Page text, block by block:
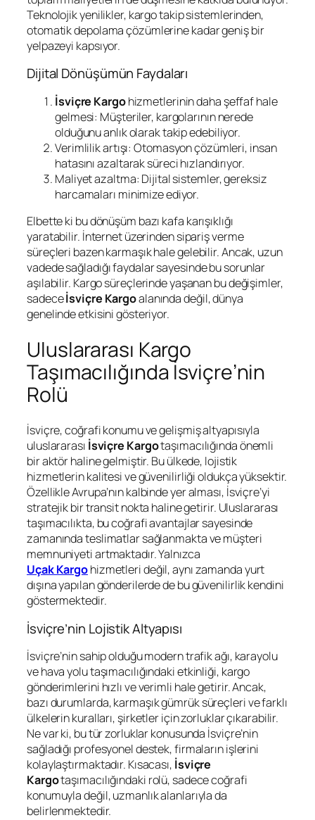
Teknolojik yenilikler, kargo takip sistemlerinden,
otomatik depolama çözümlerine kadar geniş bir
yelpazeyi kapsıyor.
Dijital Dönüşümün Faydaları
İsviçre Kargohizmetlerinin daha şeffaf hale
gelmesi: Müşteriler, kargolarının nerede
olduğunu anlık olarak takip edebiliyor.
Verimlilik artışı: Otomasyon çözümleri, insan
hatasını azaltarak süreci hızlandırıyor.
Maliyet azaltma: Dijital sistemler, gereksiz
harcamaları minimize ediyor.
Elbette ki bu dönüşüm bazı kafa karışıklığı
yaratabilir. İnternet üzerinden sipariş verme
süreçleri bazen karmaşık hale gelebilir. Ancak, uzun
vadede sağladığı faydalar sayesinde bu sorunlar
aşılabilir. Kargo süreçlerinde yaşanan bu değişimler,
sadeceİsviçre Kargoalanında değil, dünya
genelinde etkisini gösteriyor.
Uluslararası Kargo
Taşımacılığında İsviçre’nin
Rolü
İsviçre, coğrafi konumu ve gelişmiş altyapısıyla
uluslararası İsviçre Kargotaşımacılığında önemli
bir aktör haline gelmiştir. Bu ülkede, lojistik
hizmetlerin kalitesi ve güvenilirliği oldukça yüksektir.
Özellikle Avrupa’nın kalbinde yer alması, İsviçre’yi
stratejik bir transit nokta haline getirir. Uluslararası
taşımacılıkta, bu coğrafi avantajlar sayesinde
zamanında teslimatlar sağlanmakta ve müşteri
memnuniyeti artmaktadır. Yalnızca
Uçak Kargohizmetleri değil, aynı zamanda yurt
dışına yapılan gönderilerde de bu güvenilirlik kendini
göstermektedir.
İsviçre’nin Lojistik Altyapısı
İsviçre’nin sahip olduğu modern trafik ağı, karayolu
ve hava yolu taşımacılığındaki etkinliği, kargo
gönderimlerini hızlı ve verimli hale getirir. Ancak,
bazı durumlarda, karmaşık gümrük süreçleri ve farklı
ülkelerin kuralları, şirketler için zorluklar çıkarabilir.
Ne var ki, bu tür zorluklar konusunda İsviçre’nin
sağladığı profesyonel destek, firmaların işlerini
kolaylaştırmaktadır. Kısacası, İsviçre
Kargotaşımacılığındaki rolü, sadece coğrafi
konumuyla değil, uzmanlık alanlarıyla da
belirlenmektedir.